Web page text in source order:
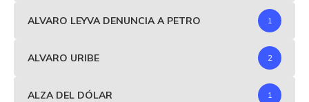
ALVARO LEYVA DENUNCIA A PETRO 1
ALVARO URIBE 2
ALZA DEL DÓLAR 1